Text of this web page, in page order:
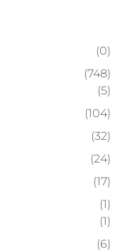
(0)
(748)
(5)
(104)
(32)
(24)
(17)
(1)
(1)
(6)